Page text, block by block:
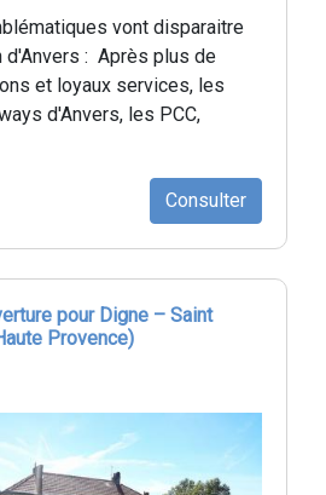
vont disparaitre
d'Anvers : Après plus de
et loyaux services, les
d'Anvers, les PCC,
Consulter
pour Digne – Saint
Provence)